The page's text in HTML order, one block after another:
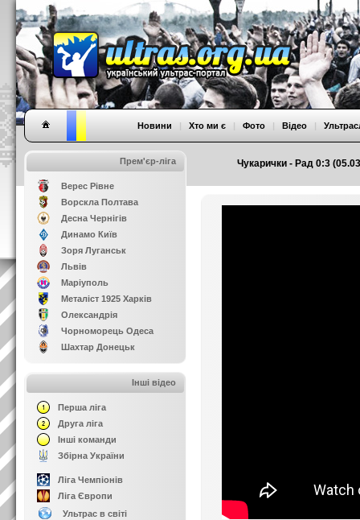
Чукарички - Рад 0:3
Новини | Хто ми є | Фото | Відео |
Прем'єр-ліга
Верес Рівне
Ворскла Полтава
Десна Чернігів
Динамо Київ
Зоря Луганськ
Львів
Маріуполь
Металіст 1925 Харків
Олександрія
Чорноморець Одеса
Шахтар Донецьк
Інші відео
Перша ліга
Друга ліга
Інші команди
Збірна України
Ліга Чемпіонів
Ліга Європи
Ультрас в світі